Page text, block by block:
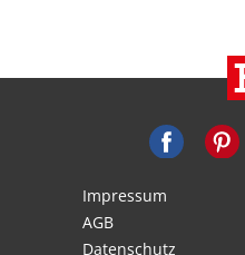
Impressum
AGB
Datenschutz